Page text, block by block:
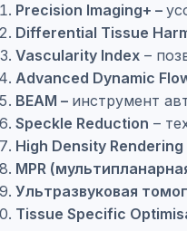
Precision Imaging+ –
Differential Tissue
Vascularity Index –
Advanced Dynamic
BEAM – инструмент
Speckle Reduction –
High Density Rendering
MPR
Ультразвуковая
Tissue Specific